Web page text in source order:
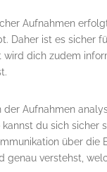
Aufnahmen
Daher ist es sicher
wird dich zudem
der Aufnahmen
du sich
über die
genau verstehst,